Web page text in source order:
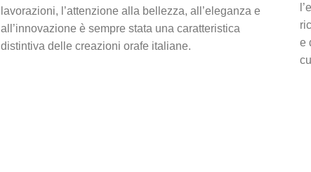
lavorazioni, l’attenzione alla bellezza, all’eleganza e
all’innovazione è sempre stata una caratteristica
distintiva delle creazioni orafe italiane.
e